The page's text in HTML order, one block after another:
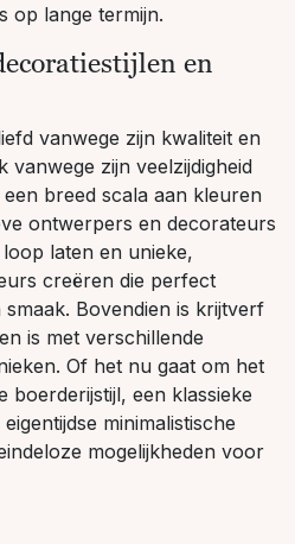
op lange termijn.
en
vanwege zijn kwaliteit en
vanwege zijn veelzijdigheid
breed scala aan kleuren
ontwerpers en decorateurs
laten en unieke,
creëren die perfect
Bovendien is krijtverf
is met verschillende
Of het nu gaat om het
boerderijstijl, een klassieke
minimalistische
mogelijkheden voor